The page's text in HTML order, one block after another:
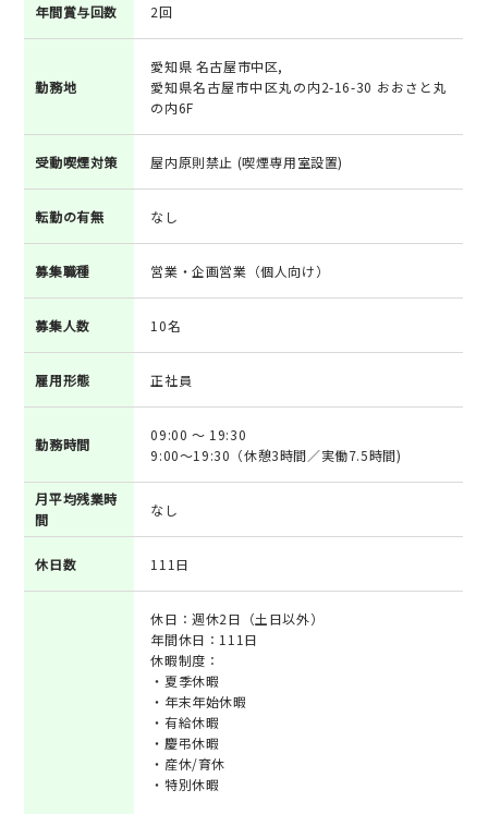
年間賞与回数 2回
勤務地
愛知県 名古屋市中区,
愛知県名古屋市中区丸の内2-16-30 おおさと丸
の内6F
受動喫煙対策 屋内原則禁止 (喫煙専用室設置)
転勤の有無 なし
募集職種 営業・企画営業（個人向け）
募集人数 10名
雇用形態 正社員
勤務時間
09:00 ～ 19:30
9:00～19:30（休憩3時間／実働7.5時間)
月平均残業時
間
なし
休日数 111日
休日：週休2日（土日以外）
年間休日：111日
休暇制度：
・夏季休暇
・年末年始休暇
・有給休暇
・慶弔休暇
・産休/育休
・特別休暇